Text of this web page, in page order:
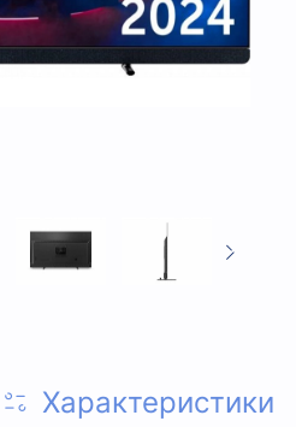
Характеристики